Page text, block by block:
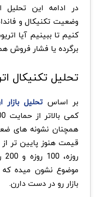
وضعیت تکنیکال و
کنیم تا ببینیم آیا
برگرده یا فشار فروش
تحلیل تکنیکال
بر اساس تحلیل بازار
همچنان نشونه های
موضوع نشون میده که
بازار رو در دست دارن.